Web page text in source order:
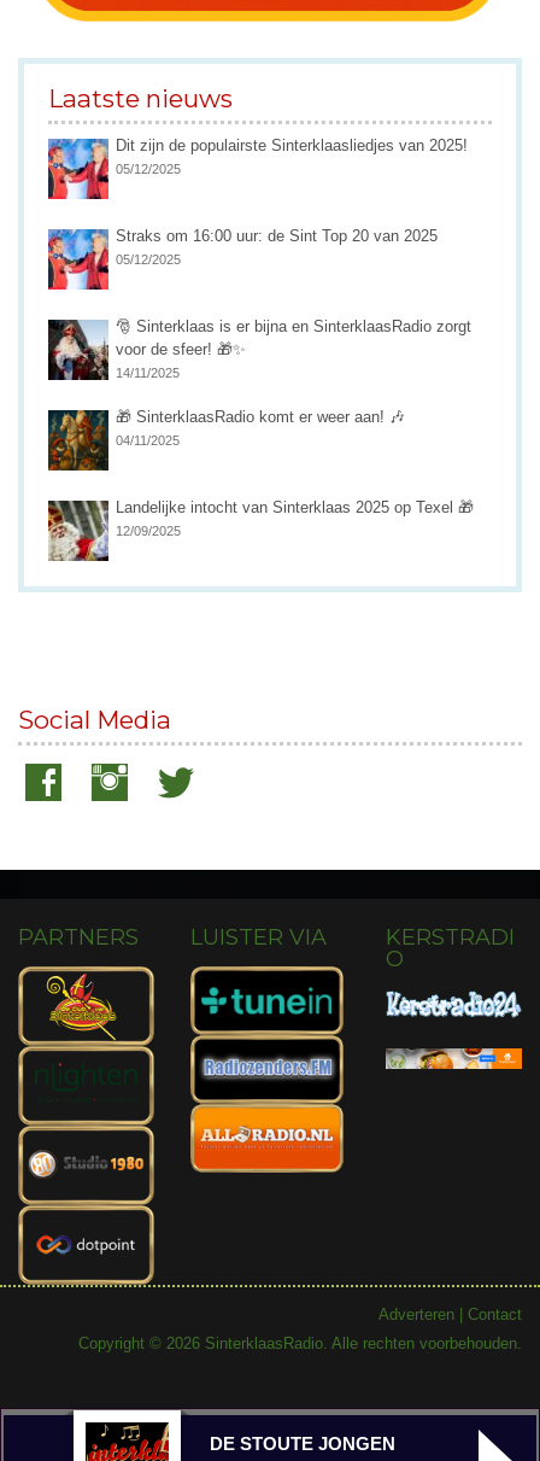
Laatste nieuws
Dit zijn de populairste Sinterklaasliedjes van 2025!
05/12/2025
Straks om 16:00 uur: de Sint Top 20 van 2025
05/12/2025
🎅 Sinterklaas is er bijna en SinterklaasRadio zorgt
voor de sfeer! 🎁✨
14/11/2025
🎁 SinterklaasRadio komt er weer aan! 🎶
04/11/2025
Landelijke intocht van Sinterklaas 2025 op Texel 🎁
12/09/2025
Social Media
PARTNERS LUISTER VIA
KERSTRADI
O
Adverteren
Contact
Copyright © 2026 SinterklaasRadio. Alle rechten voorbehouden.
DE STOUTE JONGEN